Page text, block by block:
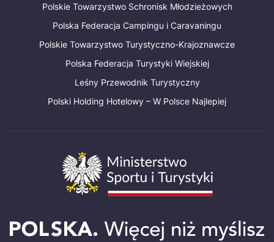
Polskie Towarzystwo Schronisk Młodzieżowych
Polska Federacja Campingu i Caravaningu
Polskie Towarzystwo Turystyczno-Krajoznawcze
Polska Federacja Turystyki Wiejskiej
Leśny Przewodnik Turystyczny
Polski Holding Hotelowy – W Polsce Najlepiej